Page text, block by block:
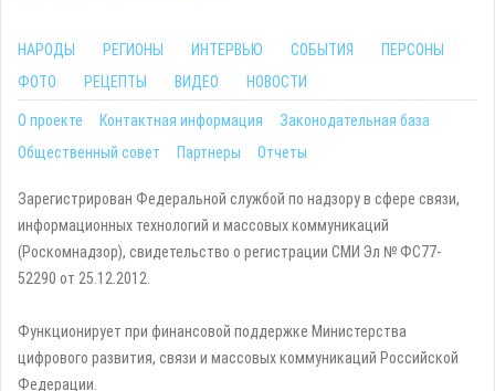
НАРОДЫ РЕГИОНЫ ИНТЕРВЬЮ СОБЫТИЯ
ПЕРСОНЫ
ФОТО
РЕЦЕПТЫ ВИДЕО НОВОСТИ
О проекте Контактная информация
Законодательная база
Общественный совет
Партнеры Отчеты
Зарегистрирован Федеральной службой по надзору в сфере связи,
информационных технологий и массовых коммуникаций
(Роскомнадзор), свидетельство о регистрации СМИ Эл № ФС77-
52290 от 25.12.2012.
Функционирует при финансовой поддержке Министерства
цифрового развития, связи и массовых коммуникаций Российской
Федерации.